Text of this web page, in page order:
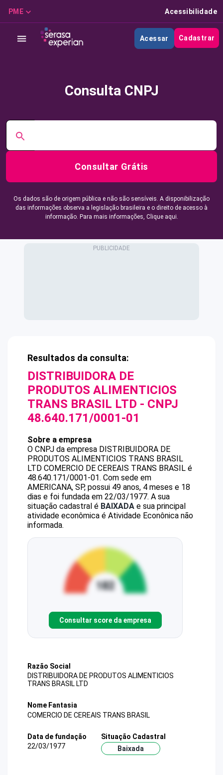
PME Acessibilidade
Acessar Cadastrar
Consulta CNPJ
Consultar Grátis
Os dados são de origem pública e não são sensíveis. A disponibilização
das informações observa a legislação brasileira e o direito de acesso à
informação. Para mais informações, Clique aqui.
Resultados da consulta:
DISTRIBUIDORA DE
PRODUTOS ALIMENTICIOS
TRANS BRASIL LTD - CNPJ
48.640.171/0001-01
Sobre a empresa
O CNPJ da empresa DISTRIBUIDORA DE
PRODUTOS ALIMENTICIOS TRANS BRASIL
LTD COMERCIO DE CEREAIS TRANS BRASIL é
48.640.171/0001-01. Com sede em
AMERICANA, SP, possui 49 anos, 4 meses e 18
dias e foi fundada em 22/03/1977. A sua
situação cadastral é BAIXADA e sua principal
atividade econômica é Atividade Econônica não
informada.
Consultar score da empresa
Razão Social
DISTRIBUIDORA DE PRODUTOS ALIMENTICIOS
TRANS BRASIL LTD
Nome Fantasia
COMERCIO DE CEREAIS TRANS BRASIL
Data de fundação
22/03/1977
Situação Cadastral
Baixada